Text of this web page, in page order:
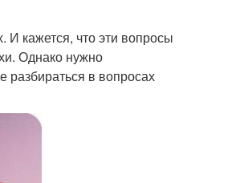
И кажется, что эти вопросы
Однако нужно
разбираться в вопросах